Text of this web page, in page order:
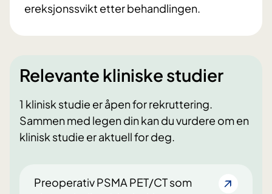
ereksjonssvikt etter behandlingen.
Relevante kliniske studier
1 klinisk studie er åpen for rekruttering.
Sammen med legen din kan du vurdere om en
klinisk studie er aktuell for deg.
Preoperativ PSMA PET/CT som